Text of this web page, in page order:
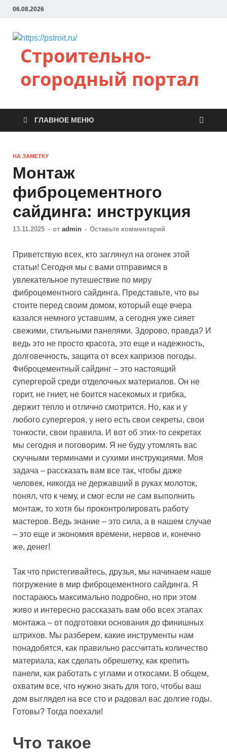
06.08.2026
Строительно-
огородный портал
ГЛАВНОЕ МЕНЮ
НА ЗАМЕТКУ
Монтаж
фиброцементного
сайдинга: инструкция
13.11.2025 - от admin - Оставьте комментарий
Приветствую всех, кто заглянул на огонек этой
статьи! Сегодня мы с вами отправимся в
увлекательное путешествие по миру
фиброцементного сайдинга. Представьте, что вы
стоите перед своим домом, который еще вчера
казался немного уставшим, а сегодня уже сияет
свежими, стильными панелями. Здорово, правда? И
ведь это не просто красота, это еще и надежность,
долговечность, защита от всех капризов погоды.
Фиброцементный сайдинг – это настоящий
супергерой среди отделочных материалов. Он не
горит, не гниет, не боится насекомых и грибка,
держит тепло и отлично смотрится. Но, как и у
любого супергероя, у него есть свои секреты, свои
тонкости, свои правила. И вот об этих-то секретах
мы сегодня и поговорим. Я не буду утомлять вас
скучными терминами и сухими инструкциями. Моя
задача – рассказать вам все так, чтобы даже
человек, никогда не державший в руках молоток,
понял, что к чему, и смог если не сам выполнить
монтаж, то хотя бы проконтролировать работу
мастеров. Ведь знание – это сила, а в нашем случае
– это еще и экономия времени, нервов и, конечно
же, денег!
Так что пристегивайтесь, друзья, мы начинаем наше
погружение в мир фиброцементного сайдинга. Я
постараюсь максимально подробно, но при этом
живо и интересно рассказать вам обо всех этапах
монтажа – от подготовки основания до финишных
штрихов. Мы разберем, какие инструменты нам
понадобятся, как правильно рассчитать количество
материала, как сделать обрешетку, как крепить
панели, как работать с углами и откосами. В общем,
охватим все, что нужно знать для того, чтобы ваш
дом выглядел на все сто и радовал вас долгие годы.
Готовы? Тогда поехали!
Что такое